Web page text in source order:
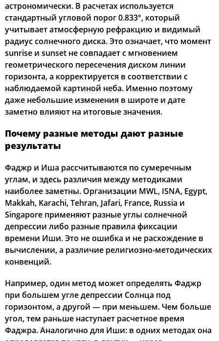
26, Ср 03:07 05:19 12:28 16:19 19:36
27, Чт 03:10 05:21 12:28 16:17 19:33 21:33
28, Пт 03:13 05:23 12:27 16:16 19:31
29, Сб 03:16 05:25 12:27 16:14 19:28
03:19 05:27 12:27 16:13 19:26 21:23
астрономически. В расчетах используется
стандартный угловой порог 0.833°, который
учитывает атмосферную рефракцию и видимый
радиус солнечного диска. Это означает, что момент
sunrise и sunset не совпадает с мгновением
геометрического пересечения диском линии
горизонта, а корректируется в соответствии с
наблюдаемой картиной неба. Именно поэтому
даже небольшие изменения в широте и дате
заметно влияют на итоговые значения.
Почему разные методы дают разные
результаты
Фаджр и Иша рассчитываются по сумеречным
углам, и здесь различия между методиками
наиболее заметны. Организации MWL, ISNA, Egypt,
Makkah, Karachi, Tehran, Jafari, France, Russia и
Singapore применяют разные углы солнечной
депрессии либо разные правила фиксации
времени Иши. Это не ошибка и не расхождение в
вычислении, а различие религиозно-методических
конвенций.
Например, один метод может определять Фаджр
при большем угле депрессии Солнца под
горизонтом, а другой — при меньшем. Чем больше
угол, тем раньше наступает расчетное время
Фаджра. Аналогично для Иши: в одних методах она